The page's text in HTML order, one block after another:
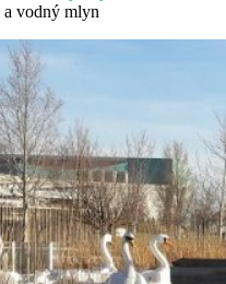
a vodný mlyn